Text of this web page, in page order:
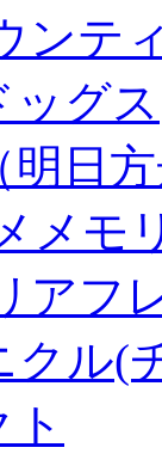
ンテ
ッグス
明日
メモ
アフ
クル(